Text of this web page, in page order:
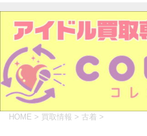
HOME > 買取情報 > 古着 >